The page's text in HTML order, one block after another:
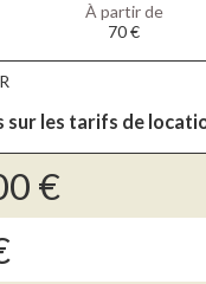
À partir de
70 €
sur les tarifs de
€